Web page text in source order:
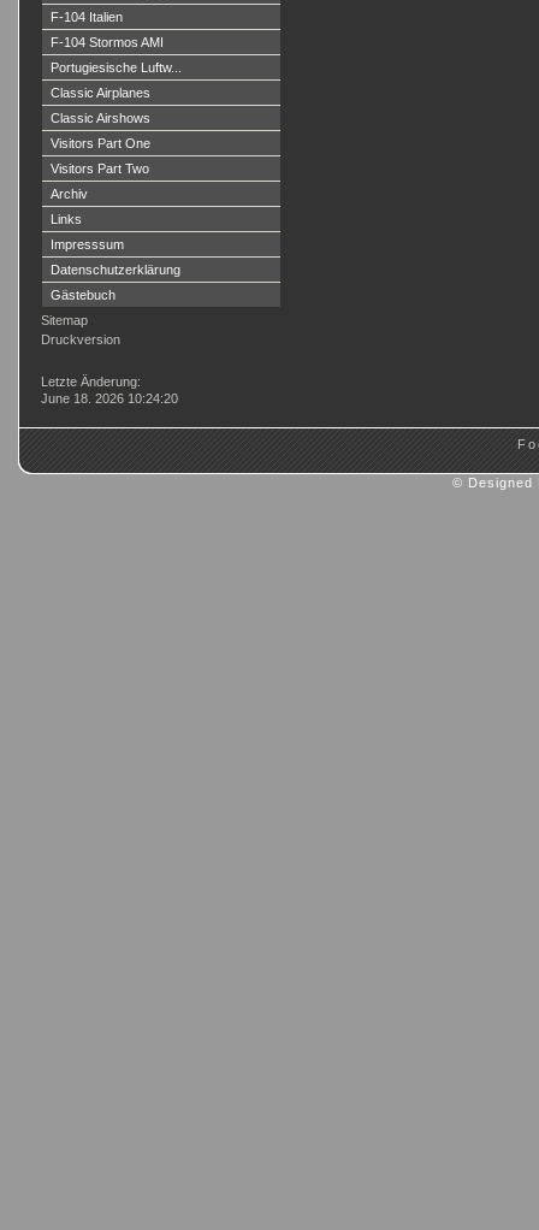
F-104 Italien
F-104 Stormos AMI
Portugiesische Luftw...
Classic Airplanes
Classic Airshows
Visitors Part One
Visitors Part Two
Archiv
Links
Impresssum
Datenschutzerklärung
Gästebuch
Sitemap
Druckversion
Letzte Änderung:
June 18. 2026 10:24:20
© Designed